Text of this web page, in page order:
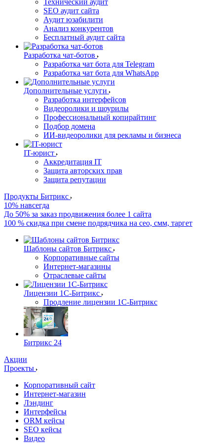
Технический аудит
SEO аудит сайта
Аудит юзабилити
Анализ конкурентов
Бесплатный аудит сайта
Разработка чат-ботов
Разработка чат бота для Telegram
Разработка чат бота для WhatsApp
Дополнительные услуги
Разработка интерфейсов
Видеоролики и шоурилы
Профессиональный копирайтинг
Подбор домена
ИИ-видеоролики для рекламы и бизнеса
IT-юрист
Аккредитация IT
Защита авторских прав
Защита репутации
Продукты Битрикс
10% навсегда
До 50% за заказ продвижения более 1 сайта
100 % скидка при смене подрядчика на сео, смм, таргет
Шаблоны сайтов Битрикс
Корпоративные сайты
Интернет-магазины
Отраслевые сайты
Лицензии 1С-Битрикс
Продление лицензии 1С-Битрикс
Битрикс 24
Акции
Проекты
Корпоративный сайт
Интернет-магазин
Лэндинг
Интерфейсы
ORM кейсы
SEO кейсы
Видео